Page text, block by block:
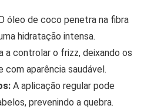
óleo de coco penetra na fibra
hidratação intensa.
a controlar o frizz, deixando os
com aparência saudável.
A aplicação regular pode
prevenindo a quebra.